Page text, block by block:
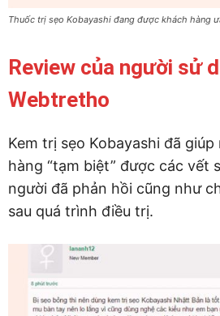
Thuốc trị sẹo Kobayashi đang được khách hàng
Review của người sử
Webtretho
Kem trị sẹo Kobayashi đã
hàng “tạm biệt” được các vết
người đã phản hồi cũng như
sau quá trình điều trị.